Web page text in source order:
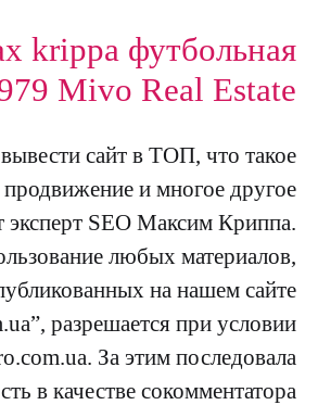
krippa футбольная
Mivo Real Estate
сайт в ТОП, что такое
продвижение и многое другое
эксперт SEO Максим Криппа.
любых материалов,
на нашем сайте
разрешается при условии
За этим последовала
в качестве сокомментатора